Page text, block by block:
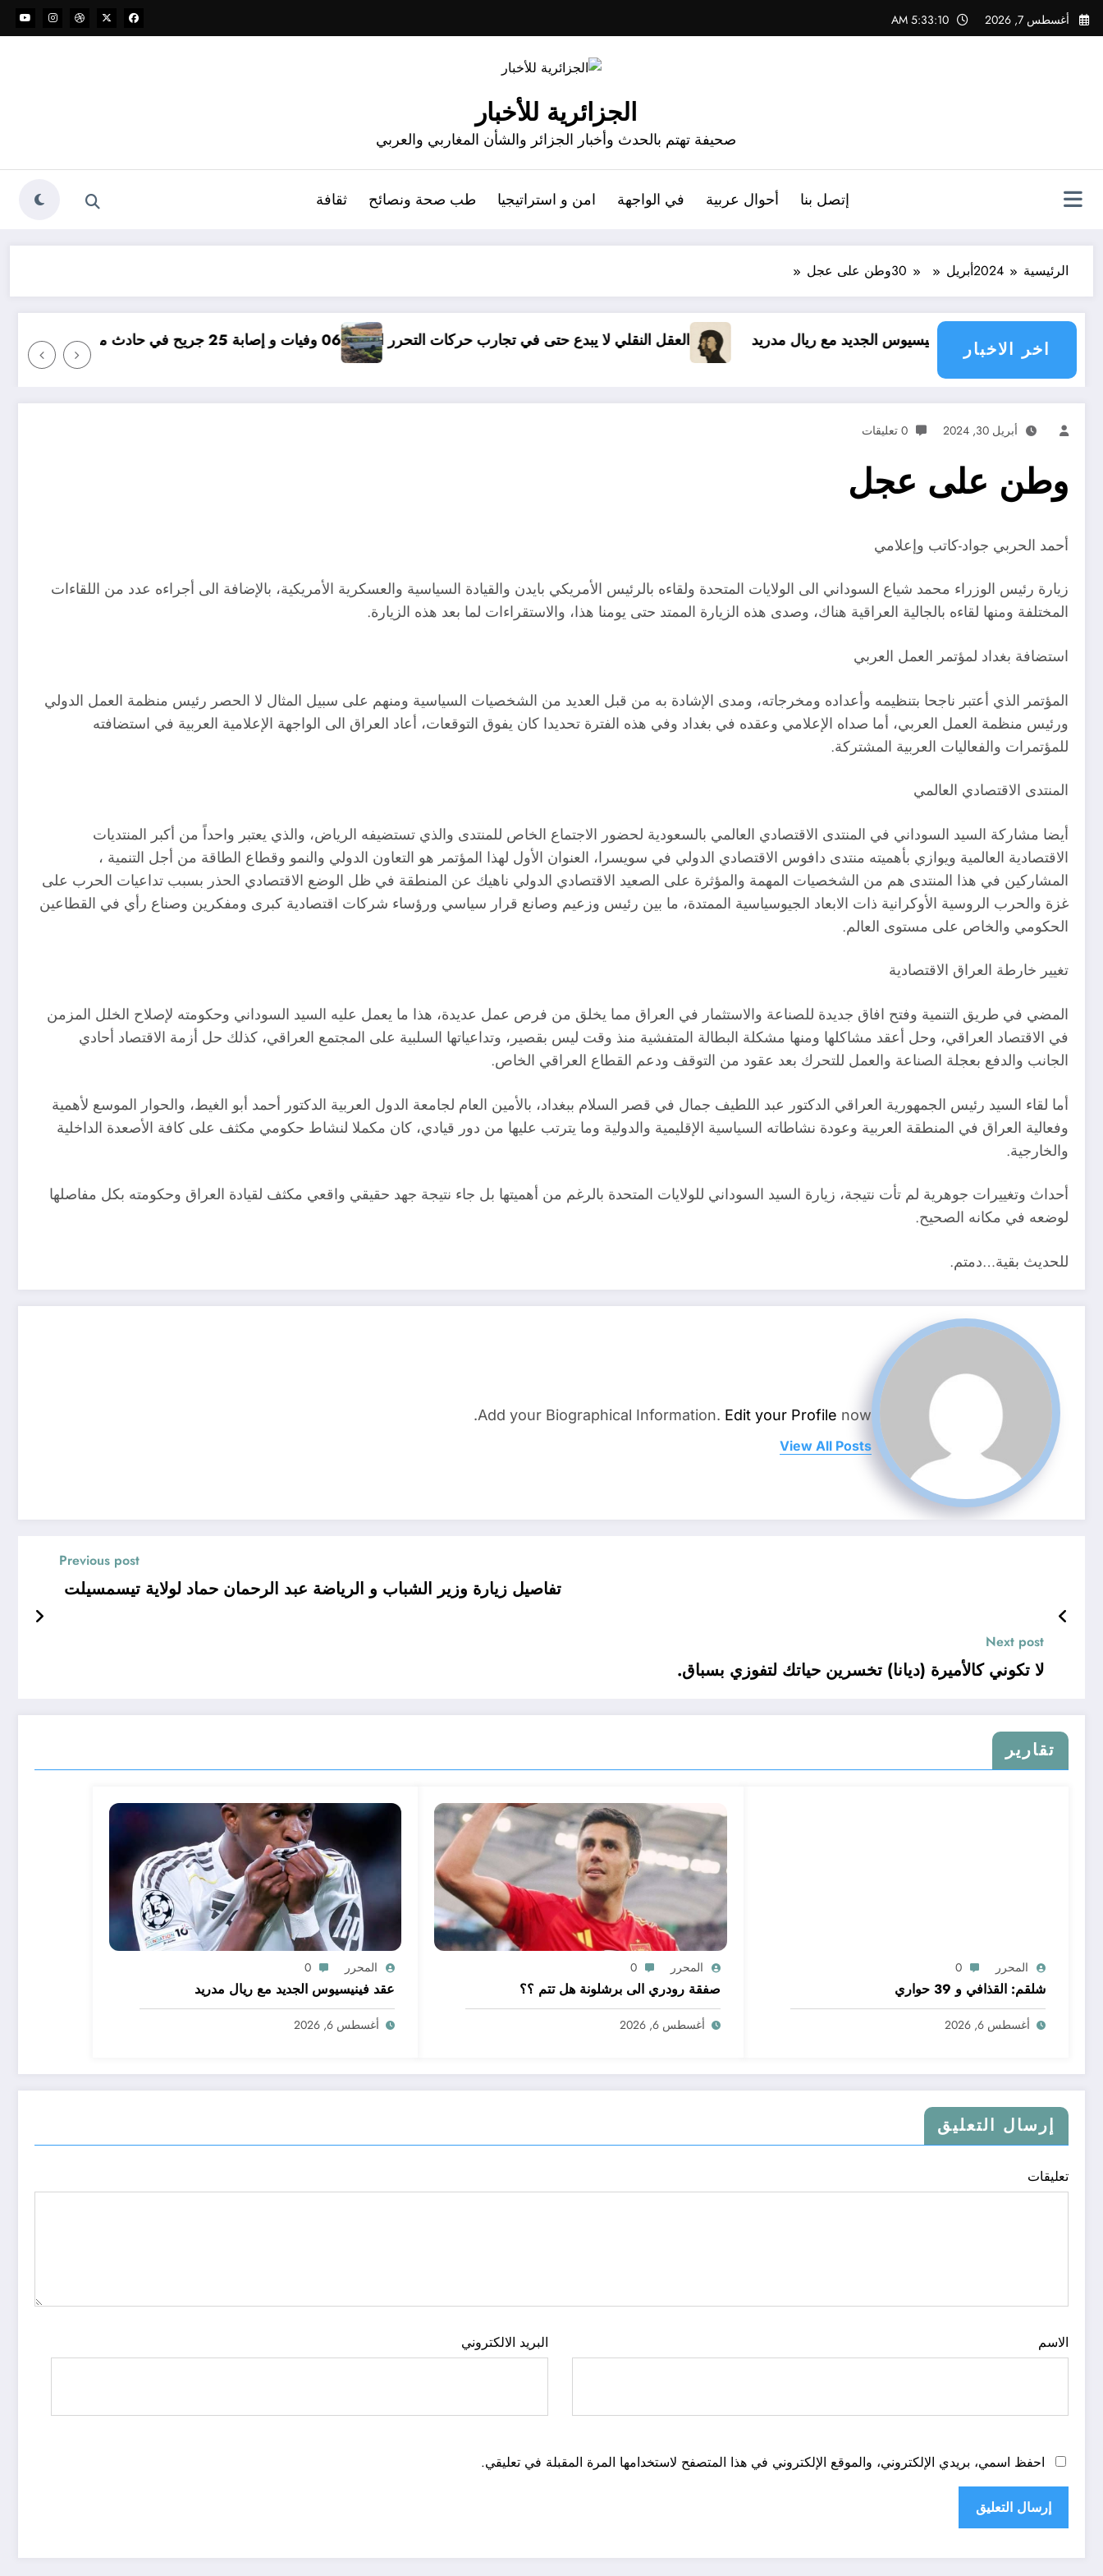
التجاوز
إلى
أغسطس 7, 2026 5:33:11 AM
الجزائرية للأخبار
صحيفة تهتم بالحدث وأخبار الجزائر والشأن المغاربي والعربي
إتصل بنا أحوال عربية في الواجهة امن و استراتيجيا طب صحة ونصائح ثقافة
الرئيسية 2024أبريل 30وطن على عجل
اخر الاخبار
فينيسيوس الجديد مع ريال مدريد العقل النقلي لا يبدع حتى في تجارب حركات التحرر الوطني06 وفيات و إصابة 25 جريح في حادث مرور بقسنطينة مؤامرة فينيسيوس
أبريل 30, 2024 0 تعليقات
وطن على عجل
أحمد الحربي جواد-كاتب وإعلامي
زيارة رئيس الوزراء محمد شياع السوداني الى الولايات المتحدة ولقاءه بالرئيس الأمريكي بايدن والقيادة السياسية والعسكرية الأمريكية، بالإضافة الى أجراءه عدد من اللقاءات
المختلفة ومنها لقاءه بالجالية العراقية هناك، وصدى هذه الزيارة الممتد حتى يومنا هذا، والاستقراءات لما بعد هذه الزيارة.
استضافة بغداد لمؤتمر العمل العربي
المؤتمر الذي أعتبر ناجحا بتنظيمه وأعداده ومخرجاته، ومدى الإشادة به من قبل العديد من الشخصيات السياسية ومنهم على سبيل المثال لا الحصر رئيس منظمة العمل الدولي
ورئيس منظمة العمل العربي، أما صداه الإعلامي وعقده في بغداد وفي هذه الفترة تحديدا كان يفوق التوقعات، أعاد العراق الى الواجهة الإعلامية العربية في استضافته
للمؤتمرات والفعاليات العربية المشتركة.
المنتدى الاقتصادي العالمي
أيضا مشاركة السيد السوداني في المنتدى الاقتصادي العالمي بالسعودية لحضور الاجتماع الخاص للمنتدى والذي تستضيفه الرياض، والذي يعتبر واحداً من أكبر المنتديات
الاقتصادية العالمية ويوازي بأهميته منتدى دافوس الاقتصادي الدولي في سويسرا، العنوان الأول لهذا المؤتمر هو التعاون الدولي والنمو وقطاع الطاقة من أجل التنمية ،
المشاركين في هذا المنتدى هم من الشخصيات المهمة والمؤثرة على الصعيد الاقتصادي الدولي ناهيك عن المنطقة في ظل الوضع الاقتصادي الحذر بسبب تداعيات الحرب على
غزة والحرب الروسية الأوكرانية ذات الابعاد الجيوسياسية الممتدة، ما بين رئيس وزعيم وصانع قرار سياسي ورؤساء شركات اقتصادية كبرى ومفكرين وصناع رأي في القطاعين
الحكومي والخاص على مستوى العالم.
تغيير خارطة العراق الاقتصادية
المضي في طريق التنمية وفتح افاق جديدة للصناعة والاستثمار في العراق مما يخلق من فرص عمل عديدة، هذا ما يعمل عليه السيد السوداني وحكومته لإصلاح الخلل المزمن
في الاقتصاد العراقي، وحل أعقد مشاكلها ومنها مشكلة البطالة المتفشية منذ وقت ليس بقصير، وتداعياتها السلبية على المجتمع العراقي، كذلك حل أزمة الاقتصاد أحادي
الجانب والدفع بعجلة الصناعة والعمل للتحرك بعد عقود من التوقف ودعم القطاع العراقي الخاص.
أما لقاء السيد رئيس الجمهورية العراقي الدكتور عبد اللطيف جمال في قصر السلام ببغداد، بالأمين العام لجامعة الدول العربية الدكتور أحمد أبو الغيط، والحوار الموسع لأهمية
وفعالية العراق في المنطقة العربية وعودة نشاطاته السياسية الإقليمية والدولية وما يترتب عليها من دور قيادي، كان مكملا لنشاط حكومي مكثف على كافة الأصعدة الداخلية
والخارجية.
أحداث وتغييرات جوهرية لم تأت نتيجة، زيارة السيد السوداني للولايات المتحدة بالرغم من أهميتها بل جاء نتيجة جهد حقيقي واقعي مكثف لقيادة العراق وحكومته بكل مفاصلها
لوضعه في مكانه الصحيح.
للحديث بقية…دمتم.
Add your Biographical Information. Edit your Profile now.
View All Posts
Previous post
تفاصيل زيارة وزير الشباب و الرياضة عبد الرحمان حماد لولاية تيسمسيلت
Next post
لا تكوني كالأميرة (ديانا) تخسرين حياتك لتفوزي بسباق.
تقارير
المحرر 0
شلقم: القذافي و 39 حواري
أغسطس 6, 2026
المحرر 0
صفقة رودري الى برشلونة هل تتم ؟؟
أغسطس 6, 2026
المحرر 0
عقد فينيسيوس الجديد مع ريال مدريد
أغسطس 6, 2026
إرسال التعليق
تعليقات
الاسم البريد الالكتروني
احفظ اسمي، بريدي الإلكتروني، والموقع الإلكتروني في هذا المتصفح لاستخدامها المرة المقبلة في تعليقي.